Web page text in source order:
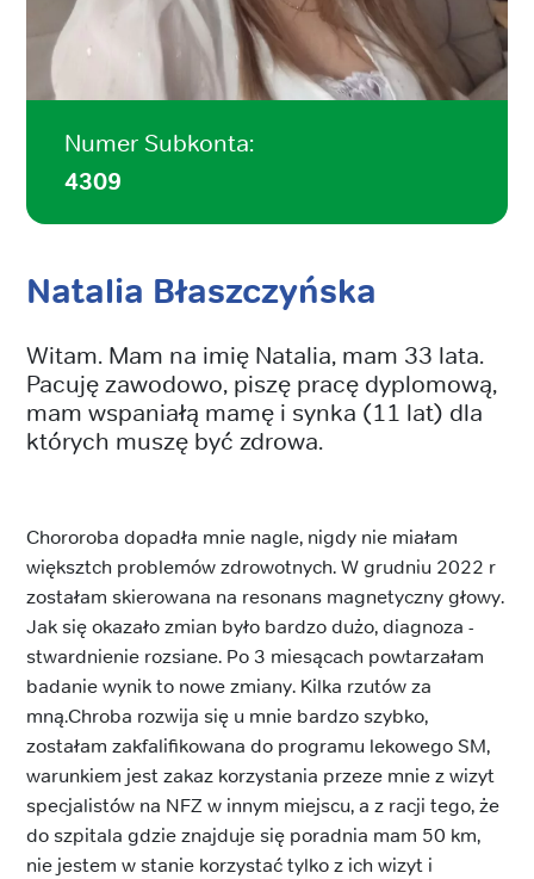
Numer Subkonta:
4309
Natalia Błaszczyńska
Witam. Mam na imię Natalia, mam 33 lata.
Pacuję zawodowo, piszę pracę dyplomową,
mam wspaniałą mamę i synka (11 lat) dla
których muszę być zdrowa.
Chororoba dopadła mnie nagle, nigdy nie miałam
większtch problemów zdrowotnych. W grudniu 2022 r
zostałam skierowana na resonans magnetyczny głowy.
Jak się okazało zmian było bardzo dużo, diagnoza -
stwardnienie rozsiane. Po 3 miesącach powtarzałam
badanie wynik to nowe zmiany. Kilka rzutów za
mną.Chroba rozwija się u mnie bardzo szybko,
zostałam zakfalifikowana do programu lekowego SM,
warunkiem jest zakaz korzystania przeze mnie z wizyt
specjalistów na NFZ w innym miejscu, a z racji tego, że
do szpitala gdzie znajduje się poradnia mam 50 km,
nie jestem w stanie korzystać tylko z ich wizyt i